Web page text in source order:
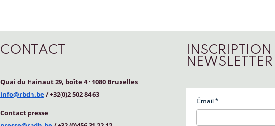
CONTACT
Quai du Hainaut 29, boîte 4· 1080 Bruxelles
info@rbdh.be/ +32(0)2 502 84 63
Contact presse
INSCRIPTION
NEWSLETTER
Émail